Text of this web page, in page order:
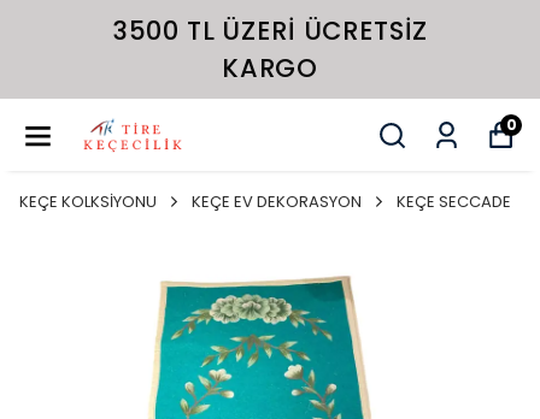
3500 TL ÜZERI ÜCRETSIZ
KARGO
0
KEÇE KOLKSİYONU KEÇE EV DEKORASYON KEÇE SECCADE